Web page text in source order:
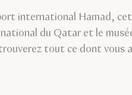
international Hamad,
du Qatar et le
tout ce dont vous